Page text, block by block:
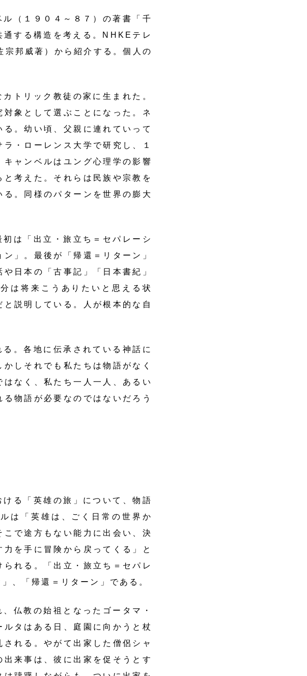
（１９０４～８７）の著書「千
する構造を考える。NHKEテレ
宗邦威著）から紹介する。個人の
トリック教徒の家に生まれた。
象として選ぶことになった。ネ
。幼い頃、父親に連れていって
・ローレンス大学で研究し、１
ャンベルはユング心理学の影響
考えた。それらは民族や宗教を
。同様のパターンを世界の膨大
は「出立・旅立ち＝セパレーシ
」。最後が「帰還＝リターン」
日本の「古事記」「日本書紀」
は将来こうありたいと思える状
説明している。人が根本的な自
。各地に伝承されている神話に
しそれでも私たちは物語がなく
なく、私たち一人一人、あるい
物語が必要なのではないだろう
「英雄の旅」について、物語
は「英雄は、ごく日常の世界か
で途方もない能力に出会い、決
を手に冒険から戻ってくる」と
れる。「出立・旅立ち＝セパレ
、「帰還＝リターン」である。
仏教の始祖となったゴータマ・
タはある日、庭園に向かうと杖
れる。やがて出家した僧侶シャ
来事は、彼に出家を促そうとす